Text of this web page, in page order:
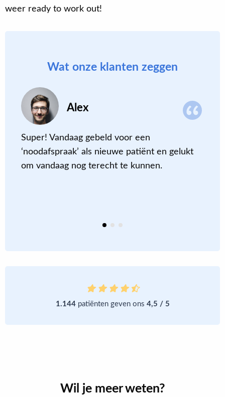
weer ready to work out!
Wat onze klanten zeggen
Alex
Super! Vandaag gebeld voor een
‘noodafspraak’ als nieuwe patiënt en gelukt
om vandaag nog terecht te kunnen.
1.144patiënten geven ons 4,5 / 5
Wil je meer weten?